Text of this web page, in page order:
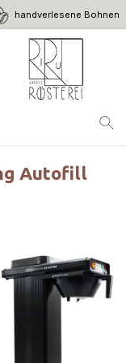
handverlesene Bohnen
Autofill